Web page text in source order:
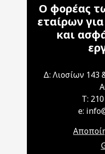
Ο φορέας
εταίρων
και
Δ: Λιοσίων 143
T:
e: